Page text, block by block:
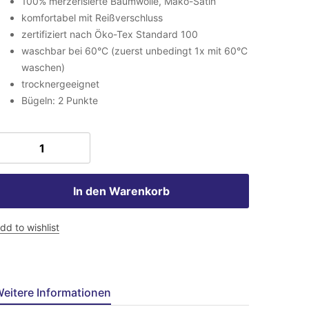
komfortabel mit Reißverschluss
zertifiziert nach Öko-Tex Standard 100
waschbar bei 60°C (zuerst unbedingt 1x mit 60°C
waschen)
trocknergeeignet
Bügeln: 2 Punkte
In den Warenkorb
to wishlist
Informationen